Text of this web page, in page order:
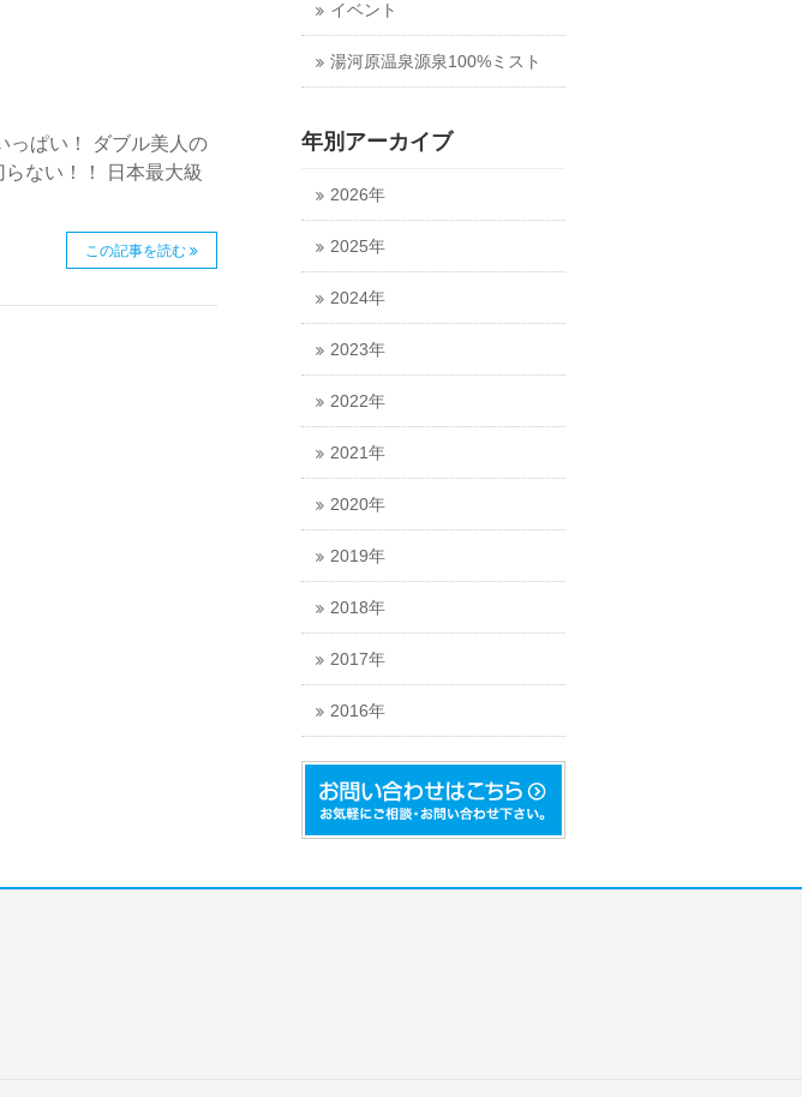
っぱい！ ダブル美人の
ない！！ 日本最大級
この記事を読む
イベント
湯河原温泉源泉100%ミスト
年別アーカイブ
2026年
2025年
2024年
2023年
2022年
2021年
2020年
2019年
2018年
2017年
2016年